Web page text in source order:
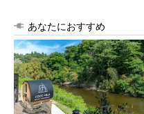
あなたにおすすめ